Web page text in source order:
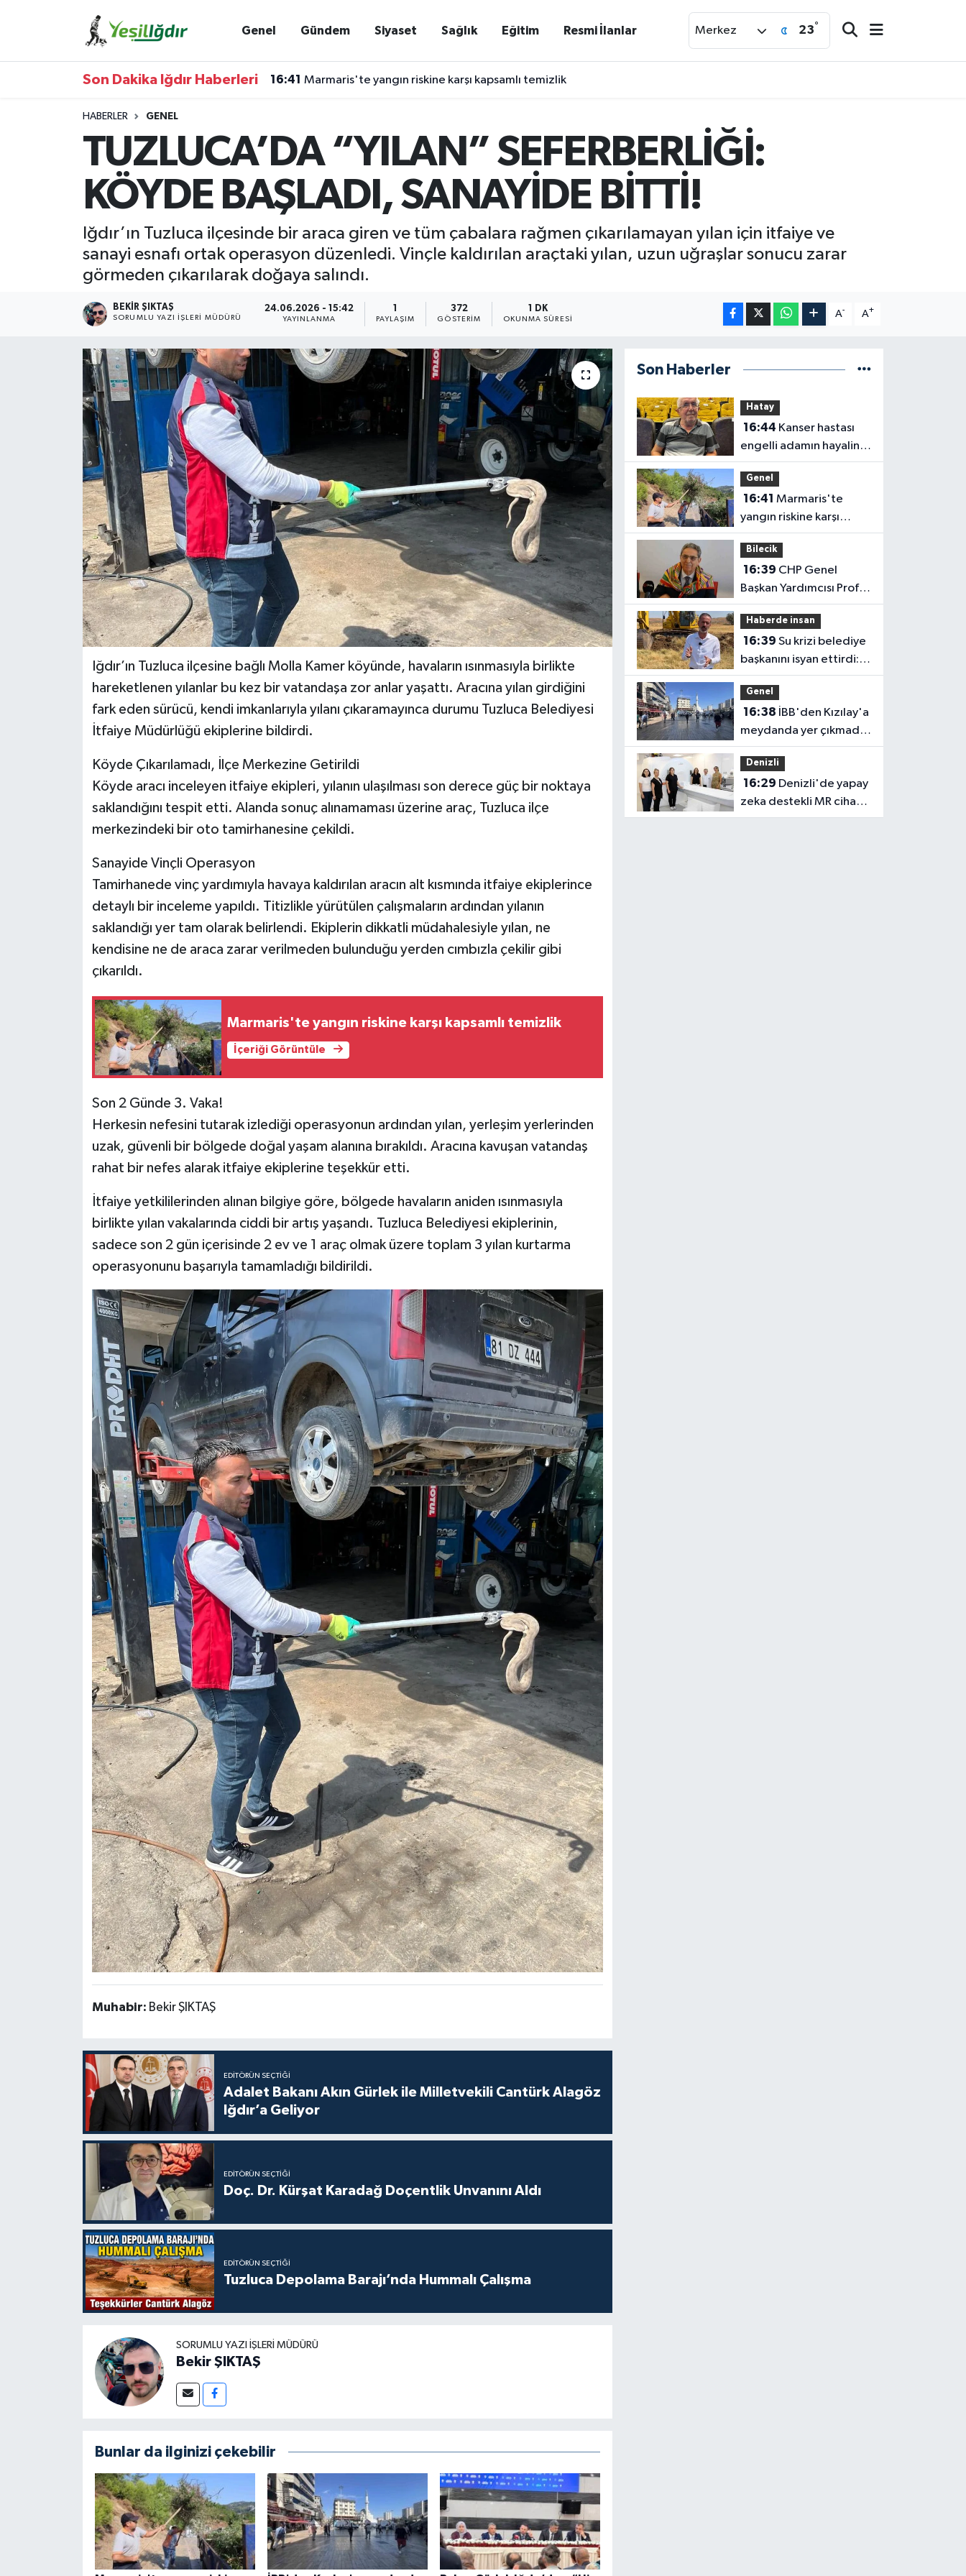
Genel Gündem Siyaset Sağlık Eğitim Resmi İlanlar Merkez 23°
Son Dakika Iğdır Haberleri 16:41 Marmaris'te yangın riskine karşı kapsamlı temizlik
HABERLER GENEL
TUZLUCA’DA “YILAN” SEFERBERLİĞİ:
KÖYDE BAŞLADI, SANAYİDE BİTTİ!
Iğdır’ın Tuzluca ilçesinde bir araca giren ve tüm çabalara rağmen çıkarılamayan yılan için itfaiye ve
sanayi esnafı ortak operasyon düzenledi. Vinçle kaldırılan araçtaki yılan, uzun uğraşlar sonucu zarar
görmeden çıkarılarak doğaya salındı.
BEKIR ŞIKTAŞ
SORUMLU YAZI İŞLERI MÜDÜRÜ
24.06.2026 - 15:42
YAYINLANMA PAYLAŞIM
372
GÖSTERIM
1 DK
OKUNMA SÜRESI
A- A+
Iğdır’ın Tuzluca ilçesine bağlı Molla Kamer köyünde, havaların ısınmasıyla birlikte
hareketlenen yılanlar bu kez bir vatandaşa zor anlar yaşattı. Aracına yılan girdiğini
fark eden sürücü, kendi imkanlarıyla yılanı çıkaramayınca durumu Tuzluca Belediyesi
İtfaiye Müdürlüğü ekiplerine bildirdi.
Köyde Çıkarılamadı, İlçe Merkezine Getirildi
Köyde aracı inceleyen itfaiye ekipleri, yılanın ulaşılması son derece güç bir noktaya
saklandığını tespit etti. Alanda sonuç alınamaması üzerine araç, Tuzluca ilçe
merkezindeki bir oto tamirhanesine çekildi.
Sanayide Vinçli Operasyon
Tamirhanede vinç yardımıyla havaya kaldırılan aracın alt kısmında itfaiye ekiplerince
detaylı bir inceleme yapıldı. Titizlikle yürütülen çalışmaların ardından yılanın
saklandığı yer tam olarak belirlendi. Ekiplerin dikkatli müdahalesiyle yılan, ne
kendisine ne de araca zarar verilmeden bulunduğu yerden cımbızla çekilir gibi
çıkarıldı.
Marmaris'te yangın riskine karşı kapsamlı temizlik
İçeriği Görüntüle
Son 2 Günde 3. Vaka!
Herkesin nefesini tutarak izlediği operasyonun ardından yılan, yerleşim yerlerinden
uzak, güvenli bir bölgede doğal yaşam alanına bırakıldı. Aracına kavuşan vatandaş
rahat bir nefes alarak itfaiye ekiplerine teşekkür etti.
İtfaiye yetkililerinden alınan bilgiye göre, bölgede havaların aniden ısınmasıyla
birlikte yılan vakalarında ciddi bir artış yaşandı. Tuzluca Belediyesi ekiplerinin,
sadece son 2 gün içerisinde 2 ev ve 1 araç olmak üzere toplam 3 yılan kurtarma
operasyonunu başarıyla tamamladığı bildirildi.
Muhabir: Bekir ŞIKTAŞ
EDITÖRÜN SEÇTIĞI
Adalet Bakanı Akın Gürlek ile Milletvekili Cantürk Alagöz
Iğdır’a Geliyor
EDITÖRÜN SEÇTIĞI
Doç. Dr. Kürşat Karadağ Doçentlik Unvanını Aldı
EDITÖRÜN SEÇTIĞI
Tuzluca Depolama Barajı’nda Hummalı Çalışma
SORUMLU YAZI İŞLERI MÜDÜRÜ
Bekir ŞIKTAŞ
Bunlar da ilginizi çekebilir
Son Haberler
Hatay
16:44
engelli adamın hayalini
bile kuramadığı evine
kavuşunca döktüğü
gözyaşı duygulandırdı
Genel
16:41
yangın riskine karşı
kapsamlı temizlik
Bilecik
16:39
Başkan Yardımcısı Prof.
Dr. Ali Rıza Erbay, 'CHP
üyesi olmak inanç ister,
emek ister, yürek ister'
Haberde insan
16:39
başkanını isyan ettirdi:
Faturasını ödemeyen
vatandaşlara böyle
seslendi
Genel
16:38
meydanda yer çıkmadı,
Bahçelievler Belediyesi
yer tahsis etti
Denizli
16:29
zeka destekli MR cihazı
hizmete girdi
Iğdır Trafik Yoğunluk Haritası
Süper Lig Puan Durumu ve Fikstür
Tüm Manşetler
Son Dakika Haberleri
Haber Arşivi